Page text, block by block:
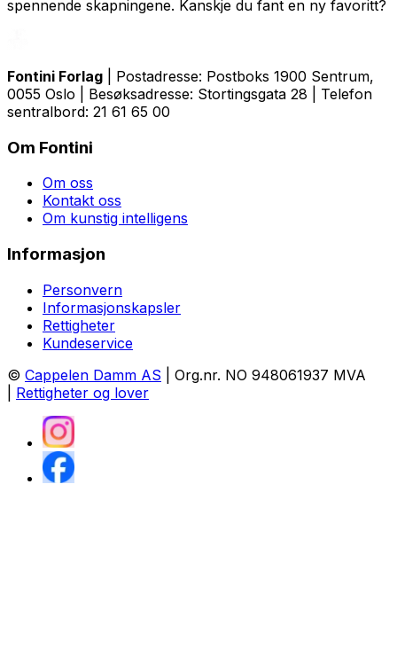
spennende skapningene. Kanskje du fant en ny favoritt?
Fontini Forlag | Postadresse: Postboks 1900 Sentrum,
0055 Oslo | Besøksadresse: Stortingsgata 28 | Telefon
sentralbord: 21 61 65 00
Om Fontini
Om oss
Kontakt oss
Om kunstig intelligens
Informasjon
Personvern
Informasjonskapsler
Rettigheter
Kundeservice
© Cappelen Damm AS | Org.nr. NO 948061937 MVA
Rettigheter og lover